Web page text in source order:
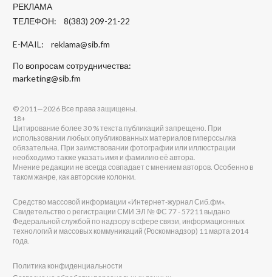
РЕКЛАМА
ТЕЛЕФОН: 8(383) 209-21-22
E-MAIL: reklama@sib.fm
По вопросам сотрудничества:
marketing@sib.fm
© 2011—2026 Все права защищены.
18+
Цитирование более 30 % текста публикаций запрещено. При
использовании любых опубликованных материалов гиперссылка
обязательна. При заимствовании фотографии или иллюстрации
необходимо также указать имя и фамилию её автора.
Мнение редакции не всегда совпадает с мнением авторов. Особенно в
таком жанре, как авторские колонки.
Средство массовой информации «Интернет-журнал Сиб.фм».
Свидетельство о регистрации СМИ ЭЛ № ФС 77 - 57211 выдано
Федеральной службой по надзору в сфере связи, информационных
технологий и массовых коммуникаций (Роскомнадзор) 11 марта 2014
года.
Политика конфиденциальности